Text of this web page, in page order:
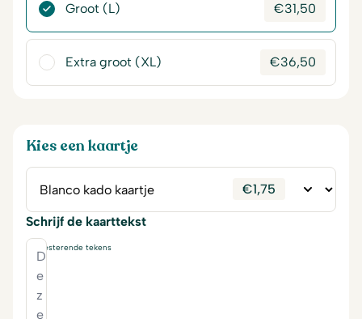
Groot (L) €31,50
Extra groot (XL) €36,50
Kies een kaartje
€1,75
Schrijf de kaarttekst
resterende tekens